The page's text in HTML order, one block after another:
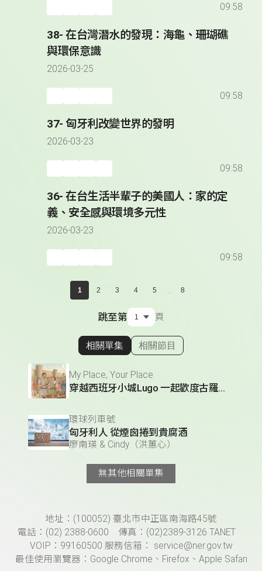
09:58
38- 在台灣潛水的發現：海龜、珊瑚礁
與環保意識
2026-03-25
09:58
37- 匈牙利改變世界的發明
2026-03-23
09:58
36- 在台生活半輩子的美國人：家的定
義、安全感與環境多元性
2026-03-23
09:58
1 2 3 4 5 ... 8
跳至第 頁
顯示相關單集
相關單集 相關節目
My Place, Your Place
穿越西班牙小城Lugo 一起歡度古羅馬節慶
環球列車號
匈牙利人 從煙囪捲到貴腐酒
廖南瑛 & Cindy（洪蕙心）
無其他相關單集
頁尾資訊地址：(100052) 臺北市中正區南海路45號
電話：(02) 2388-0600 傳真：(02)2389-3126 TANET
VOIP：99160500 服務信箱： service@ner.gov.tw
最佳使用瀏覽器：Google Chrome、Firefox、Apple Safari